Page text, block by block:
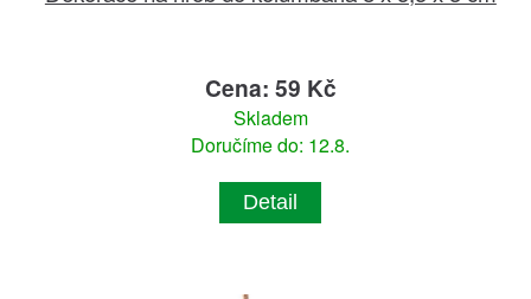
Cena: 59 Kč
Skladem
Doručíme do: 12.8.
Detail